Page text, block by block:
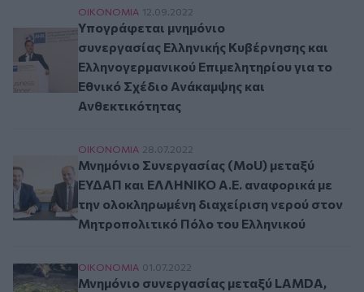
Υπογράφεται μνημόνιο συνεργασίας
ΟΙΚΟΝΟΜΙΑ 12.09.2022
Υπογράφεται μνημόνιο
συνεργασίας Ελληνικής Κυβέρνησης και
Ελληνογερμανικού Επιμελητηρίου για το
Εθνικό Σχέδιο Ανάκαμψης και
Ανθεκτικότητας
Μνημόνιο Συνεργασίας (MoU) μεταξύ ΕΥΔΑΠ
ΟΙΚΟΝΟΜΙΑ 28.07.2022
Μνημόνιο Συνεργασίας (MoU) μεταξύ
ΕΥΔΑΠ και ΕΛΛΗΝΙΚΟ Α.Ε. αναφορικά με
την ολοκληρωμένη διαχείριση νερού στον
Μητροπολιτικό Πόλο του Ελληνικού
Μνημόνιο συνεργασίας μεταξύ LAMDA, CGS
ΟΙΚΟΝΟΜΙΑ 01.07.2022
Μνημόνιο συνεργασίας μεταξύ LAMDA,